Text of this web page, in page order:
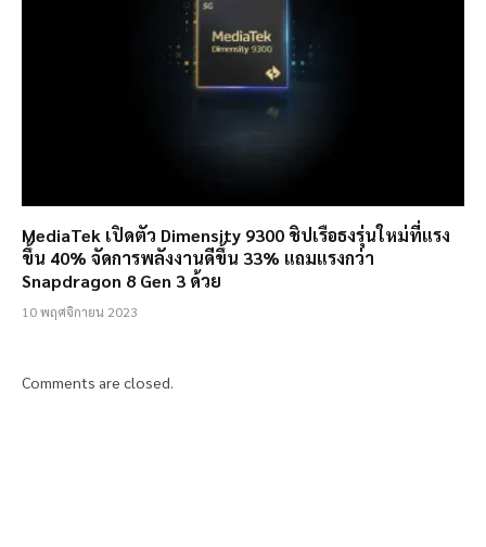
MediaTek เปิดตัว Dimensity 9300 ชิปเรือธงรุ่นใหม่ที่แรง
ขึ้น 40% จัดการพลังงานดีขึ้น 33% แถมแรงกว่า
Snapdragon 8 Gen 3 ด้วย
10 พฤศจิกายน 2023
Comments are closed.